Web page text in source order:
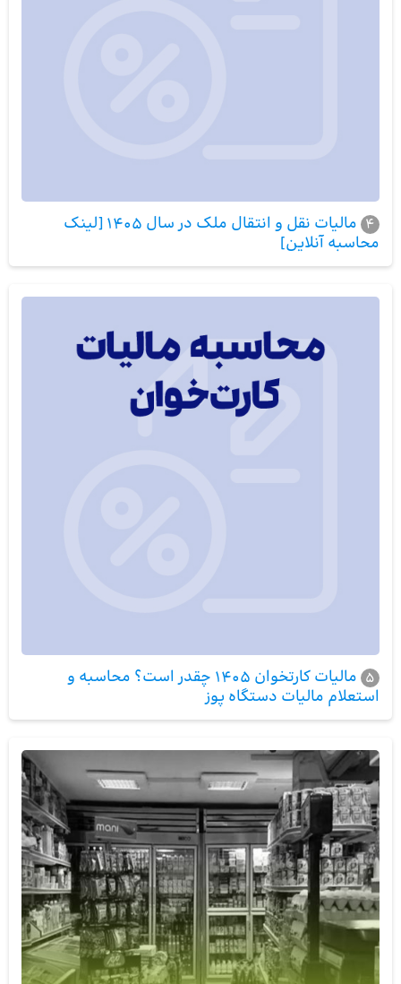
4
مالیات نقل و انتقال ملک در سال 1405 [لینک
محاسبه آنلاین]
5
مالیات کارتخوان 1405 چقدر است؟ محاسبه و
استعلام مالیات دستگاه پوز